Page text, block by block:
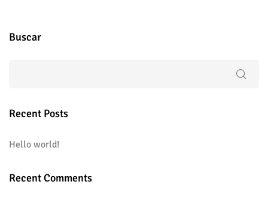
Buscar
Recent Posts
Hello world!
Recent Comments